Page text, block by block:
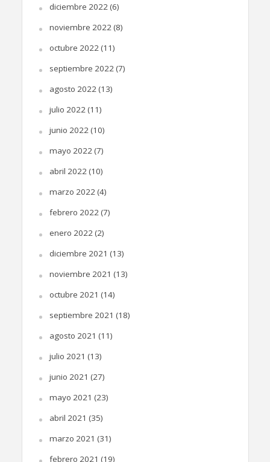
diciembre 2022(6)
noviembre 2022(8)
octubre 2022(11)
septiembre 2022(7)
agosto 2022(13)
julio 2022(11)
junio 2022(10)
mayo 2022(7)
abril 2022(10)
marzo 2022(4)
febrero 2022(7)
enero 2022(2)
diciembre 2021 (13)
noviembre 2021 (13)
octubre 2021 (14)
septiembre 2021 (18)
agosto 2021 (11)
julio 2021 (13)
junio 2021 (27)
mayo 2021 (23)
abril 2021 (35)
marzo 2021 (31)
febrero 2021 (19)